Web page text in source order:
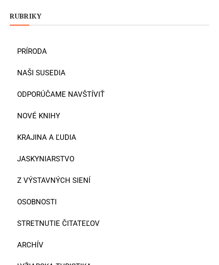
RUBRIKY
PRÍRODA
NAŠI SUSEDIA
ODPORÚČAME NAVŠTÍVIŤ
NOVÉ KNIHY
KRAJINA A ĽUDIA
JASKYNIARSTVO
Z VÝSTAVNÝCH SIENÍ
OSOBNOSTI
STRETNUTIE ČITATEĽOV
ARCHÍV